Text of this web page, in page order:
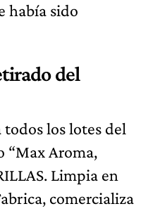
había sido
del
todos los lotes del
“Max Aroma,
Limpia en
comercializa